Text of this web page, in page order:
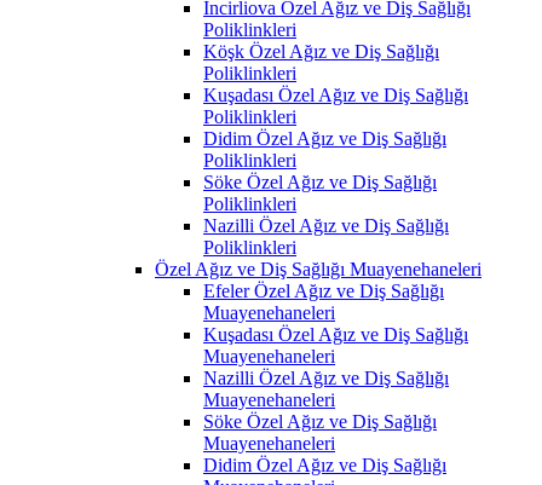
İncirliova Özel Ağız ve Diş Sağlığı
Poliklinkleri
Köşk Özel Ağız ve Diş Sağlığı
Poliklinkleri
Kuşadası Özel Ağız ve Diş Sağlığı
Poliklinkleri
Didim Özel Ağız ve Diş Sağlığı
Poliklinkleri
Söke Özel Ağız ve Diş Sağlığı
Poliklinkleri
Nazilli Özel Ağız ve Diş Sağlığı
Poliklinkleri
Özel Ağız ve Diş Sağlığı Muayenehaneleri
Efeler Özel Ağız ve Diş Sağlığı
Muayenehaneleri
Kuşadası Özel Ağız ve Diş Sağlığı
Muayenehaneleri
Nazilli Özel Ağız ve Diş Sağlığı
Muayenehaneleri
Söke Özel Ağız ve Diş Sağlığı
Muayenehaneleri
Didim Özel Ağız ve Diş Sağlığı